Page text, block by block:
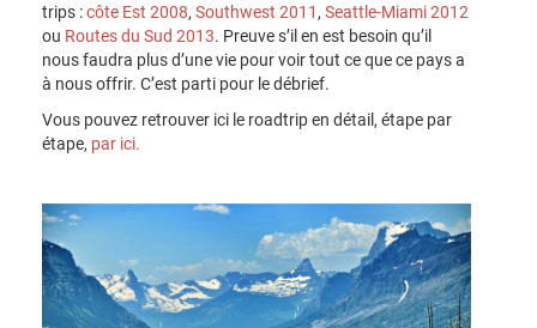
trips :côte Est 2008, Southwest 2011 , Seattle-Miami 2012
ou Routes du Sud 2013. Preuve s’il en est besoin qu’il
nous faudra plus d’une vie pour voir tout ce que ce pays a
à nous offrir. C’est parti pour le débrief.
Vous pouvez retrouver ici le roadtrip en détail, étape par
étape, par ici.